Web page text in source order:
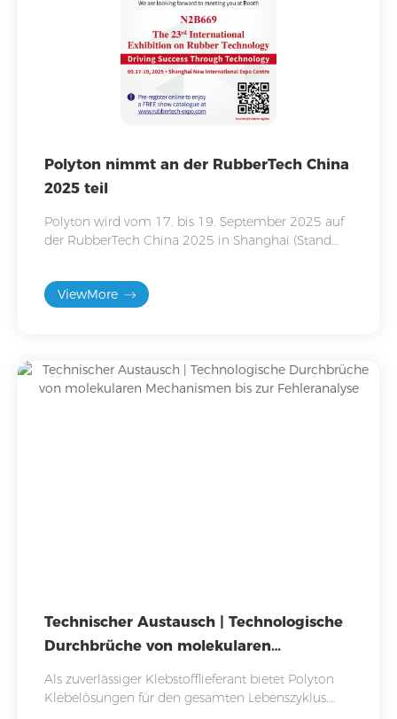
Polyton nimmt an der RubberTech China
2025 teil
Polyton wird vom 17. bis 19. September 2025 auf
der RubberTech China 2025 in Shanghai (Stand
Schnittstellenmaterialien präsentieren.
ViewMore
Technischer Austausch | Technologische
Durchbrüche von molekularen
Mechanismen bis zur Fehleranalyse
Als zuverlässiger Klebstofflieferant bietet Polyton
Klebelösungen für den gesamten Lebenszyklus,